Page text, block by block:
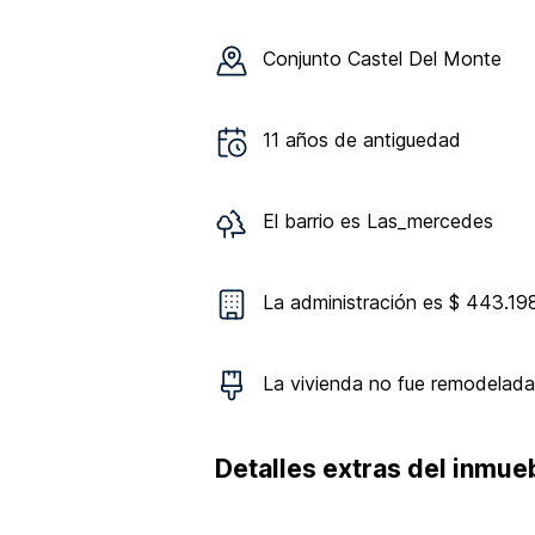
Conjunto Castel Del Monte
11 años de antiguedad
El barrio es Las_mercedes
La administración es $
La vivienda no fue remodelada
Detalles extras del